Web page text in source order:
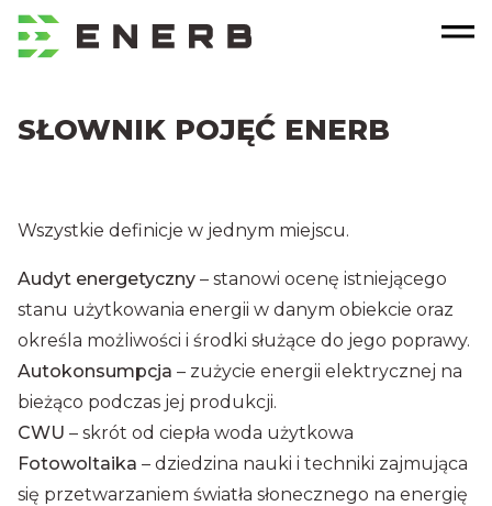
SŁOWNIK POJĘĆ ENERB
Wszystkie definicje w jednym miejscu.
Audyt energetyczny – stanowi ocenę istniejącego
stanu użytkowania energii w danym obiekcie oraz
określa możliwości i środki służące do jego poprawy.
Autokonsumpcja – zużycie energii elektrycznej na
bieżąco podczas jej produkcji.
CWU – skrót od ciepła woda użytkowa
Fotowoltaika – dziedzina nauki i techniki zajmująca
się przetwarzaniem światła słonecznego na energię